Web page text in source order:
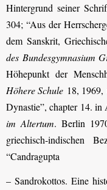
Hintergrund seiner
304; “Aus der
dem Sanskrit,
des Bundesgymnasium
Höhepunkt der
Höhere Schule 18,
Dynastie”, chapter 14.
im Altertum. Berlin
griechisch-indischen
“Candragupta
– Sandrokottos. Eine